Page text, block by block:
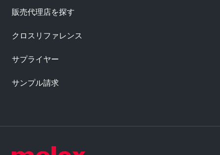
販売代理店を探す
クロスリファレンス
サプライヤー
サンプル請求